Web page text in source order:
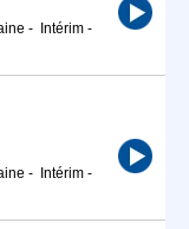
- Intérim -
- Intérim -